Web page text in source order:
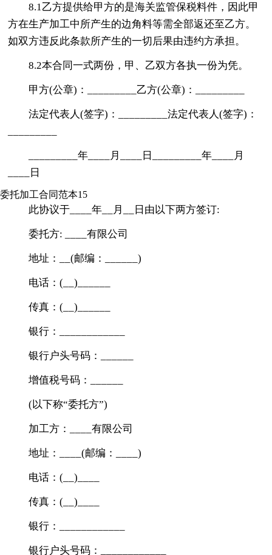
8.1乙方提供给甲方的是海关监管保税料件，因此甲
方在生产加工中所产生的边角料等需全部返还至乙方。
如双方违反此条款所产生的一切后果由违约方承担。
8.2本合同一式两份，甲、乙双方各执一份为凭。
甲方(公章)：_________乙方(公章)：_________
法定代表人(签字)：_________法定代表人(签字)：
_________年____月____日_________年____月
____日
委托加工合同范本15
此协议于____年__月__日由以下两方签订:
委托方: ____有限公司
地址：__(邮编：______)
电话：(__)______
传真：(__)______
银行：____________
银行户头号码：______
增值税号码：______
(以下称“委托方”)
加工方：____有限公司
地址：____(邮编：____)
电话：(__)____
传真：(__)____
银行：____________
银行户头号码：____________